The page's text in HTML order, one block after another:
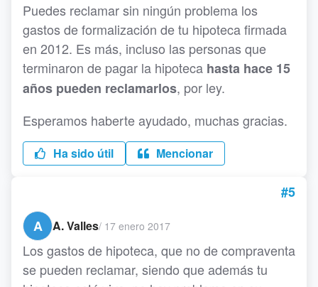
Puedes reclamar sin ningún problema los
gastos de formalización de tu hipoteca firmada
en 2012. Es más, incluso las personas que
terminaron de pagar la hipoteca hasta hace 15
años pueden reclamarlos, por ley.
Esperamos haberte ayudado, muchas gracias.
Ha sido útil Mencionar
#5
A
A. Valles/ 17 enero 2017
Los gastos de hipoteca, que no de compraventa
se pueden reclamar, siendo que además tu